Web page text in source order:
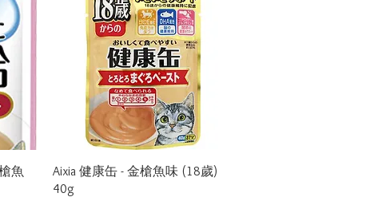
魚
Quick View
Aixia 健康缶 - 金槍魚味 (18歲)
40g